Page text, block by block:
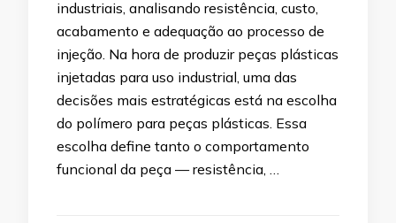
industriais, analisando resistência, custo,
acabamento e adequação ao processo de
injeção. Na hora de produzir peças plásticas
injetadas para uso industrial, uma das
decisões mais estratégicas está na escolha
do polímero para peças plásticas. Essa
escolha define tanto o comportamento
funcional da peça — resistência, …